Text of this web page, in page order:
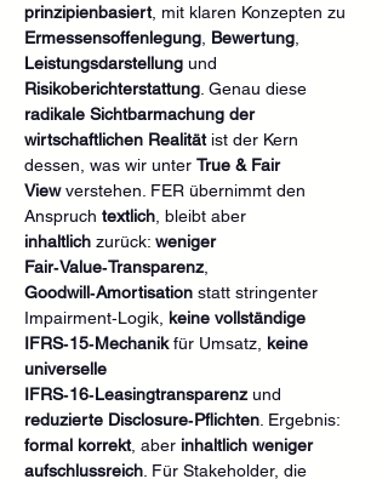
prinzipienbasiert, mit klaren Konzepten zu
Ermessensoffenlegung Bewertung
Leistungsdarstellung und
Risikoberichterstattung . Genau diese
radikale Sichtbarmachung der
wirtschaftlichen Realität ist der Kern
dessen, was wir unter True & Fair
View verstehen. FER übernimmt den
Anspruch textlich , bleibt aber
inhaltlich zurück: weniger
Fair‑Value‑Transparenz
Goodwill‑Amortisation statt stringenter
Impairment‑Logik, keine vollständige
IFRS‑15‑Mechanik für Umsatz, keine
universelle
IFRS‑16‑Leasingtransparenz und
reduzierte Disclosure‑Pflichten . Ergebnis:
formal korrekt, aber inhaltlich weniger
aufschlussreich . Für Stakeholder, die